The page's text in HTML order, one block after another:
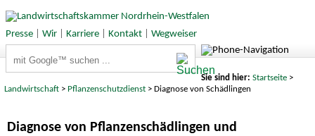
Presse| Wir| Karriere| Kontakt| Wegweiser
Sie sind hier: Startseite>
Landwirtschaft > Pflanzenschutzdienst > Diagnose von Schädlingen
Diagnose von Pflanzenschädlingen und